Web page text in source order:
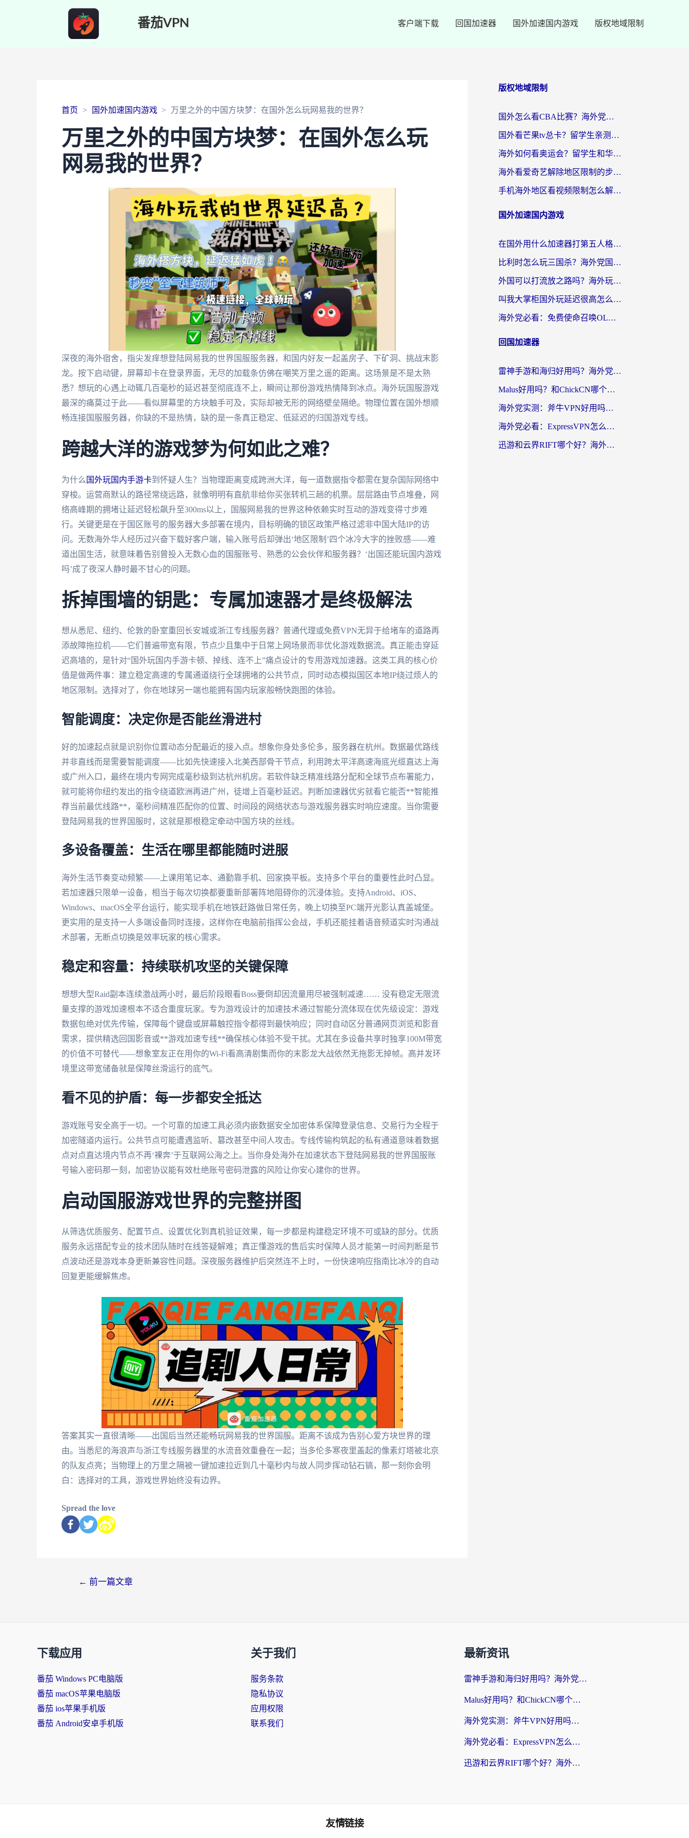
番茄VPN 客户端下载 回国加速器 国外加速国内游戏 版权地域限制
首页 国外加速国内游戏 万里之外的中国方块梦：在国外怎么玩网易我的世界？
万里之外的中国方块梦：在国外怎么玩
网易我的世界？
深夜的海外宿舍，指尖发痒想登陆网易我的世界国服服务器，和国内好友一起盖房子、下矿洞、挑战末影
龙。按下启动键，屏幕却卡在登录界面，无尽的加载条仿佛在嘲笑万里之遥的距离。这场景是不是太熟
悉？想玩的心遇上动辄几百毫秒的延迟甚至彻底连不上，瞬间让那份游戏热情降到冰点。海外玩国服游戏
最深的痛莫过于此——看似屏幕里的方块触手可及，实际却被无形的网络壁垒隔绝。物理位置在国外想顺
畅连接国服服务器，你缺的不是热情，缺的是一条真正稳定、低延迟的归国游戏专线。
跨越大洋的游戏梦为何如此之难？
为什么 国外玩国内手游卡到怀疑人生？当物理距离变成跨洲大洋，每一道数据指令都需在复杂国际网络中
穿梭。运营商默认的路径常绕远路，就像明明有直航非给你买张转机三趟的机票。层层路由节点堆叠，网
络高峰期的拥堵让延迟轻松飙升至300ms以上，国服网易我的世界这种依赖实时互动的游戏变得寸步难
行。关键更是在于国区账号的服务器大多部署在境内，目标明确的锁区政策严格过滤非中国大陆IP的访
问。无数海外华人经历过兴奋下载好客户端，输入账号后却弹出‘地区限制’四个冰冷大字的挫败感——难
道出国生活，就意味着告别曾投入无数心血的国服账号、熟悉的公会伙伴和服务器？‘出国还能玩国内游戏
吗’成了夜深人静时最不甘心的问题。
拆掉围墙的钥匙：专属加速器才是终极解法
想从悉尼、纽约、伦敦的卧室重回长安城或浙江专线服务器？普通代理或免费VPN无异于给堵车的道路再
添故障拖拉机——它们普遍带宽有限，节点少且集中于日常上网场景而非优化游戏数据流。真正能击穿延
迟高墙的，是针对“国外玩国内手游卡顿、掉线、连不上”痛点设计的专用游戏加速器。这类工具的核心价
值是做两件事：建立稳定高速的专属通道绕行全球拥堵的公共节点，同时动态模拟国区本地IP绕过烦人的
地区限制。选择对了，你在地球另一端也能拥有国内玩家般畅快跑图的体验。
智能调度：决定你是否能丝滑进村
好的加速起点就是识别你位置动态分配最近的接入点。想象你身处多伦多，服务器在杭州。数据最优路线
并非直线而是需要智能调度——比如先快速接入北美西部骨干节点，利用跨太平洋高速海底光缆直达上海
或广州入口，最终在境内专网完成毫秒级到达杭州机房。若软件缺乏精准线路分配和全球节点布署能力，
就可能将你纽约发出的指令绕道欧洲再进广州，徒增上百毫秒延迟。判断加速器优劣就看它能否**智能推
荐当前最优线路**，毫秒间精准匹配你的位置、时间段的网络状态与游戏服务器实时响应速度。当你需要
登陆网易我的世界国服时，这就是那根稳定牵动中国方块的丝线。
多设备覆盖：生活在哪里都能随时进服
海外生活节奏变动频繁——上课用笔记本、通勤靠手机、回家换平板。支持多个平台的重要性此时凸显。
若加速器只限单一设备，相当于每次切换都要重新部署阵地阻碍你的沉浸体验。支持Android、iOS、
Windows、macOS全平台运行，能实现手机在地铁赶路做日常任务，晚上切换至PC端开光影认真盖城堡。
更实用的是支持一人多端设备同时连接，这样你在电脑前指挥公会战，手机还能挂着语音频道实时沟通战
术部署，无断点切换是效率玩家的核心需求。
稳定和容量：持续联机攻坚的关键保障
想想大型Raid副本连续激战两小时，最后阶段眼看Boss要倒却因流量用尽被强制减速…… 没有稳定无限流
量支撑的游戏加速根本不适合重度玩家。专为游戏设计的加速技术通过智能分流体现在优先级设定：游戏
数据包绝对优先传输，保障每个键盘或屏幕触控指令都得到最快响应；同时自动区分普通网页浏览和影音
需求，提供精选回国影音或**游戏加速专线**确保核心体验不受干扰。尤其在多设备共享时独享100M带宽
的价值不可替代——想象室友正在用你的Wi-Fi看高清剧集而你的末影龙大战依然无拖影无掉帧。高并发环
境里这带宽储备就是保障丝滑运行的底气。
看不见的护盾：每一步都安全抵达
游戏账号安全高于一切。一个可靠的加速工具必须内嵌数据安全加密体系保障登录信息、交易行为全程于
加密隧道内运行。公共节点可能遭遇监听、篡改甚至中间人攻击。专线传输构筑起的私有通道意味着数据
点对点直达境内节点不再‘裸奔’于互联网公海之上。当你身处海外在加速状态下登陆网易我的世界国服账
号输入密码那一刻，加密协议能有效杜绝账号密码泄露的风险让你安心建你的世界。
启动国服游戏世界的完整拼图
从筛选优质服务、配置节点、设置优化到真机验证效果，每一步都是构建稳定环境不可或缺的部分。优质
服务永远搭配专业的技术团队随时在线答疑解难；真正懂游戏的售后实时保障人员才能第一时间判断是节
点波动还是游戏本身更新兼容性问题。深夜服务器维护后突然连不上时，一份快速响应指南比冰冷的自动
回复更能缓解焦虑。
答案其实一直很清晰——出国后当然还能畅玩网易我的世界国服。距离不该成为告别心爱方块世界的理
由。当悉尼的海浪声与浙江专线服务器里的水流音效重叠在一起；当多伦多寒夜里盖起的像素灯塔被北京
的队友点亮；当物理上的万里之隔被一键加速拉近到几十毫秒内与故人同步挥动钻石镐，那一刻你会明
白：选择对的工具，游戏世界始终没有边界。
Spread the love
← 前一篇文章
版权地域限制
国外怎么看CBA比赛？海外党专属体育直播指南，告别地区限制看球自由
国外看芒果tv总卡？留学生亲测：3步解决地域限制+流畅追剧攻略
海外如何看奥运会？留学生和华人必藏的体育赛事观看终极指南
海外看爱奇艺解除地区限制的步骤与注意事项详解：留学生必看的无卡顿追剧指南
手机海外地区看视频限制怎么解决？海外党追剧看片的实用指南
国外加速国内游戏
在国外用什么加速器打第五人格？留学生亲测：这6个功能才是关键！
比利时怎么玩三国杀？海外党国服游戏加速器终极指南（附问道CODOL优化方案）
外国可以打流放之路吗？海外玩家国服游戏畅玩终极指南（附实测推荐）
叫我大掌柜国外玩延迟很高怎么办？海外党亲测的国服游戏加速全攻略
海外党必看：免费使命召唤OL加速器怎么选？3个国服游戏加速痛点一次性解决
回国加速器
雷神手游和海归好用吗？海外党亲测3款热门回国加速器+番茄加速器深度体验
Malus好用吗？和ChickCN哪个好？海外党亲测：选对回国加速器，追剧游戏不卡顿
海外党实测：斧牛VPN好用吗？和快喵VPN对比哪个回国效果更好？附3款热门加速器深度分析
海外党必看：ExpressVPN怎么样？3步选对回国加速器，无缝刷国内剧玩手游
迅游和云界RIFT哪个好？海外党亲测3款回国加速器，教你无缝刷国内剧玩游戏
下载应用
番茄 Windows PC电脑版
番茄 macOS苹果电脑版
番茄 ios苹果手机版
番茄 Android安卓手机版
关于我们
服务条款
隐私协议
应用权限
联系我们
最新资讯
雷神手游和海归好用吗？海外党亲测3款热门回国加速器+番茄加速器深度体验
Malus好用吗？和ChickCN哪个好？海外党亲测：选对回国加速器，追剧游戏不卡顿
海外党实测：斧牛VPN好用吗？和快喵VPN对比哪个回国效果更好？附3款热门加速器深度分析
海外党必看：ExpressVPN怎么样？3步选对回国加速器，无缝刷国内剧玩手游
迅游和云界RIFT哪个好？海外党亲测3款回国加速器，教你无缝刷国内剧玩游戏
友情链接